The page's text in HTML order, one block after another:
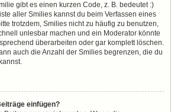
gibt es einen kurzen Code, z. B. bedeutet :)
aller Smilies kannst du beim Verfassen eines
trotzdem, Smilies nicht zu häufig zu benutzen,
unlesbar machen und ein Moderator könnte
überarbeiten oder gar komplett löschen.
auch die Anzahl der Smilies begrenzen, die du
einfügen?